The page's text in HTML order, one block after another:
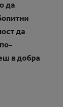
да
да
в добра